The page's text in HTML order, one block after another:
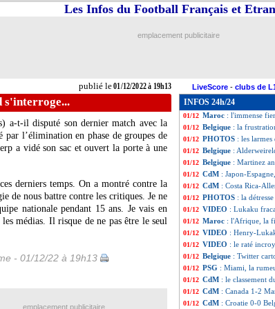
publié le01/12/2022 à 19h13
Les Infos du Football Français et
emplacement publicitaire
LiveScore - clubs de
s'interroge...
a-t-il disputé son dernier match avec la
l’élimination en phase de groupes de
a vidé son sac et ouvert la porte à une
derniers temps. On a montré contre la
de nous battre contre les critiques. Je ne
nationale pendant 15 ans. Je vais en
médias. Il risque de ne pas être le seul
- 01/12/22 à 19h13
INFOS 24h/24
01/12 CdM: le tableau
01/12 CdM
01/12 Belgique : Doku
01/12 EdF: la Pologne,
01/12 Maroc : l'immense
01/12 Belgique : la
01/12 PHOTOS : les larmes
01/12 Belgique :
01/12 Belgique : Martinez
01/12 CdM : Japon-
01/12 CdM : Costa Rica-
01/12 PHOTOS : la
01/12 VIDEO : Lukaku
01/12 Maroc : l'Afrique, la
01/12 VIDEO : Henry-
01/12 VIDEO : le raté
01/12 Belgique : Twitter
01/12 PSG : Miami, la
01/12 CdM : le classement
01/12 CdM : Canada 1-2
01/12 CdM : Croatie 0-0
emplacement publicitaire